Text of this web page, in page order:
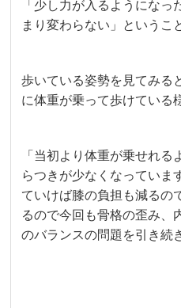
「少し力が入るようにな
まり変わらない」というこ
歩いている姿勢を見てみる
に体重が乗って歩けている
「当初より体重が乗せれ
らつきが少なくなっていま
ていけば膝の負担も減るの
るので今回も骨格の歪み、
のバランスの問題を引き続